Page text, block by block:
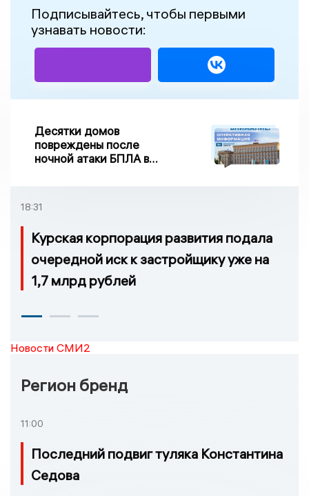
Подписывайтесь, чтобы первыми
узнавать новости:
Десятки домов
повреждены после
ночной атаки БПЛА в
18:31
Курская корпорация развития подала
очередной иск к застройщику уже на
1,7 млрд рублей
Новости СМИ2
Регион бренд
11:00
Последний подвиг туляка Константина
Седова